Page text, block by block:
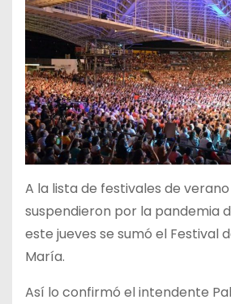
A la lista de festivales de
suspendieron por la pandemia
este jueves se sumó el Festival
María.
Así lo confirmó el intendente